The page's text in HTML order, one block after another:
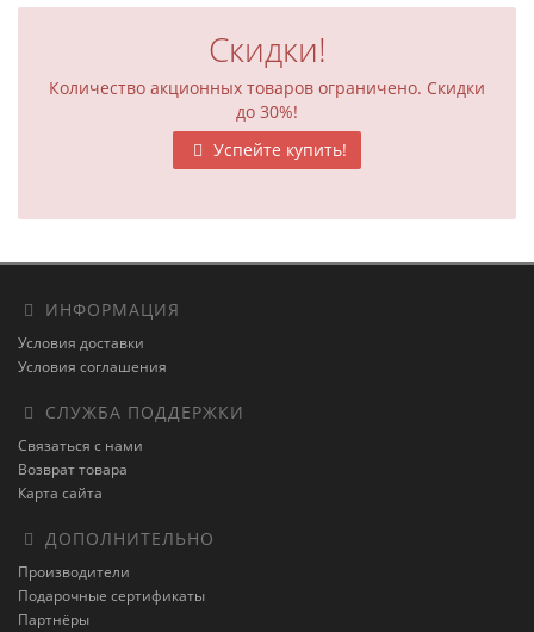
Скидки!
Количество акционных товаров ограничено. Скидки
до 30%!
Успейте купить!
ИНФОРМАЦИЯ
Условия доставки
Условия соглашения
СЛУЖБА ПОДДЕРЖКИ
Связаться с нами
Возврат товара
Карта сайта
ДОПОЛНИТЕЛЬНО
Производители
Подарочные сертификаты
Партнёры